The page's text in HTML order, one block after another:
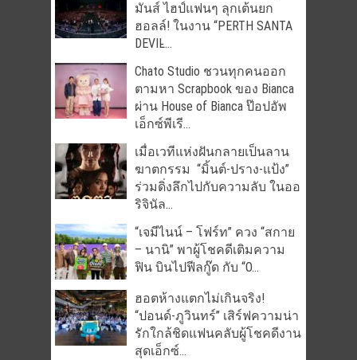
มันส์ ไฮป์แฟนๆ ลุกเต้นยก
ฮอลล์! ในงาน “PERTH SANTA
DEVIL̵...
Chato Studio ชวนทุกคนออก
ตามหา Scrapbook ของ Bianca
ผ่าน House of Bianca ป๊อปอัพ
เอ็กซ์พีเรี...
เมื่อเวทีแห่งฝันกลายเป็นลาน
ฆาตกรรม “มิ้นต์-ปราง-แป้ง”
ร่วมดิ่งลึกไปกับความลับ ในออ
ริจินัล...
“เจมีไนน์ – โฟร์ท” ควง “สกาย
– นานิ” พาผู้โชคดีเติมความ
ฟิน บินไปฟีลกู๊ด กับ “O...
ฮอตห้างแตกไม่เกินจริง!
“ปอนด์-ภูวินทร์” เสิร์ฟความน่า
รักใกล้ชิดแฟนคลับผู้โชคดีงาน
สุดเอ็กซ์...